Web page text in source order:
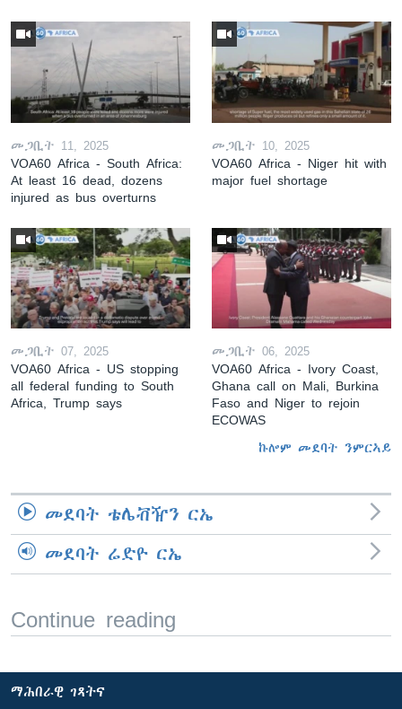
መጋቢት 11, 2025
VOA60 Africa - South Africa:
At least 16 dead, dozens
injured as bus overturns
መጋቢት 10, 2025
VOA60 Africa - Niger hit with
major fuel shortage
መጋቢት 07, 2025
VOA60 Africa - US stopping
all federal funding to South
Africa, Trump says
መጋቢት 06, 2025
VOA60 Africa - Ivory Coast,
Ghana call on Mali, Burkina
Faso and Niger to rejoin
ECOWAS
ኩሎም መደባት ንምርኣይ
መደባት ቴሌቭዥን ርኤ
መደባት ሬድዮ ርኤ
Continue reading
ማሕበራዊ ገጻትና